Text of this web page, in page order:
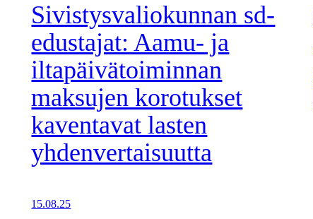
Sivistysvaliokunnan sd-
edustajat: Aamu- ja
iltapäivätoiminnan
maksujen korotukset
kaventavat lasten
yhdenvertaisuutta
15.08.25